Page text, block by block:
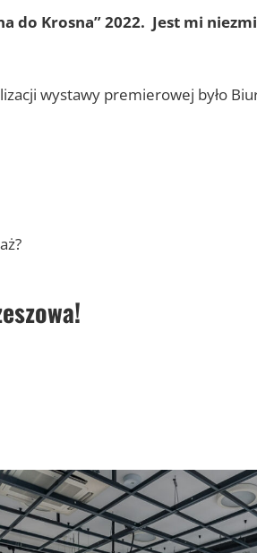
do Krosna” 2022. Jest mi
wystawy premierowej było